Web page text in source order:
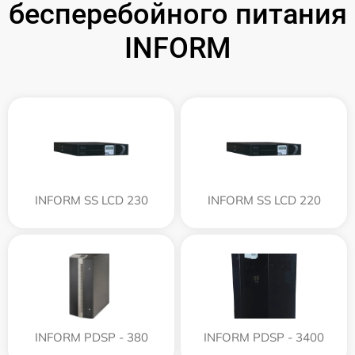
бесперебойного питания
INFORM
INFORM SS LCD 230 INFORM SS LCD 220
INFORM PDSP - 380 INFORM PDSP - 3400